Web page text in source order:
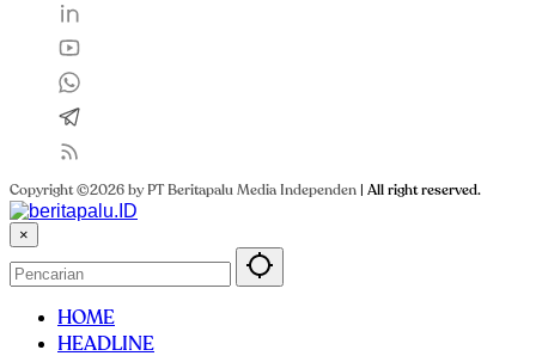
Copyright ©2026 by PT Beritapalu Media Independen All right reserved.
×
HOME
HEADLINE